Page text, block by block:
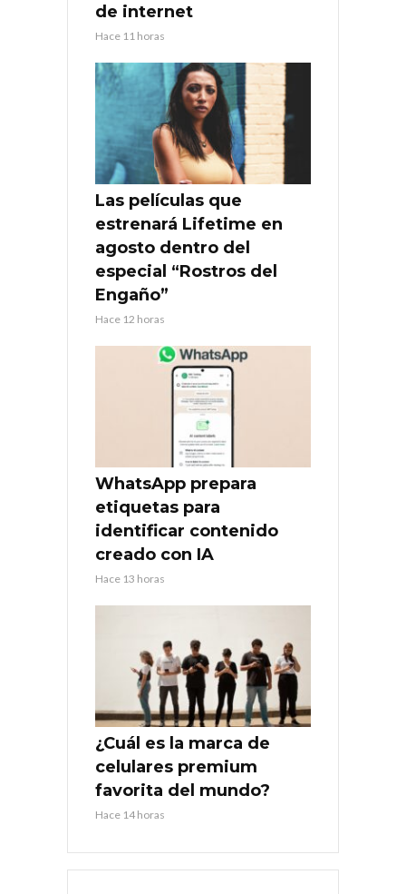
de internet
Hace 11 horas
Las películas que
estrenará Lifetime en
agosto dentro del
especial “Rostros del
Engaño”
Hace 12 horas
WhatsApp prepara
etiquetas para
identificar contenido
creado con IA
Hace 13 horas
¿Cuál es la marca de
celulares premium
favorita del mundo?
Hace 14 horas